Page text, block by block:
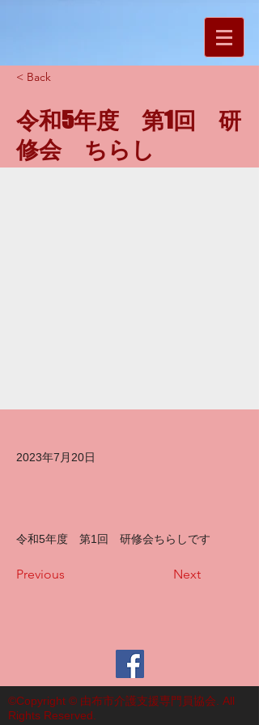
< Back
令和5年度 第1回 研
修会 ちらし
2023年7月20日
令和5年度 第1回 研修会ちらしです
Previous Next
©Copyright © 由布市介護支援専門員協会. All
Rights Reserved.